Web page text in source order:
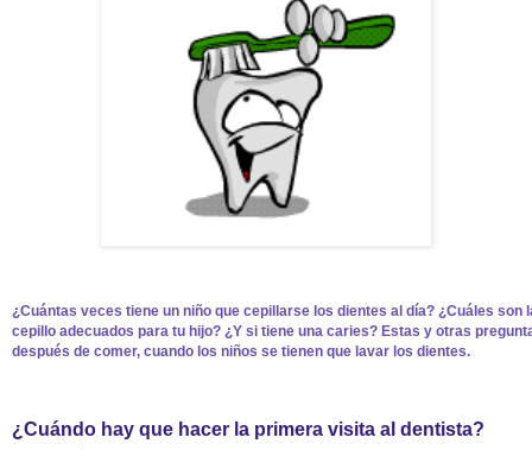
¿Cuántas veces tiene un niño que cepillarse los dientes al día? ¿Cuáles son
cepillo adecuados para tu hijo? ¿Y si tiene una caries? Estas y otras
después de comer, cuando los niños se tienen que lavar los dientes.
¿Cuándo hay que hacer la primera visita al dentista?